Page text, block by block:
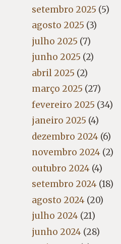
setembro 2025 (5)
agosto 2025 (3)
julho 2025 (7)
junho 2025 (2)
abril 2025 (2)
março 2025 (27)
fevereiro 2025 (34)
janeiro 2025 (4)
dezembro 2024(6)
novembro 2024(2)
outubro 2024(4)
setembro 2024(18)
agosto 2024(20)
julho 2024(21)
junho 2024(28)